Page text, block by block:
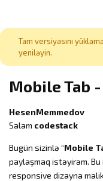
Tam versiyasını
yeniləyin.
Mobile Tab
HesenMemmedov
Salam codestack
Bugün sizinlə “Mobile
paylaşmaq istəyirəm.
responsive dizayna